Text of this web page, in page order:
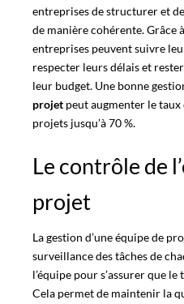
entreprises de structurer et
de manière cohérente. Grâce
entreprises peuvent suivre
respecter leurs délais et
leur budget. Une bonne
projet peut augmenter le taux
projets jusqu’à 70 %.
Le contrôle de
projet
La gestion d’uneéquipe de
surveillance des tâches de
l’équipe pour s’assurer que
Cela permet de maintenir la